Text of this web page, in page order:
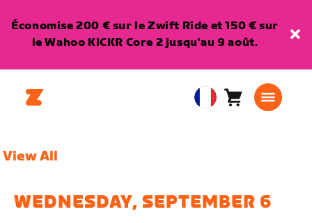
Économise 200 € sur le Zwift Ride et 150 € sur
le Wahoo KICKR Core 2 jusqu'au 9 août.
EuropeanPanier0
View All
WEDNESDAY, SEPTEMBER 6